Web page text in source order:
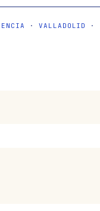
·VALLADOLID ·